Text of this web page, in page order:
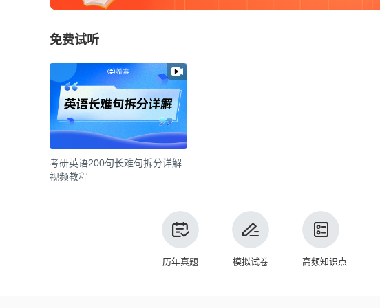
免费试听
考研英语200句长难句拆分详解
视频教程
历年真题 模拟试卷 高频知识点